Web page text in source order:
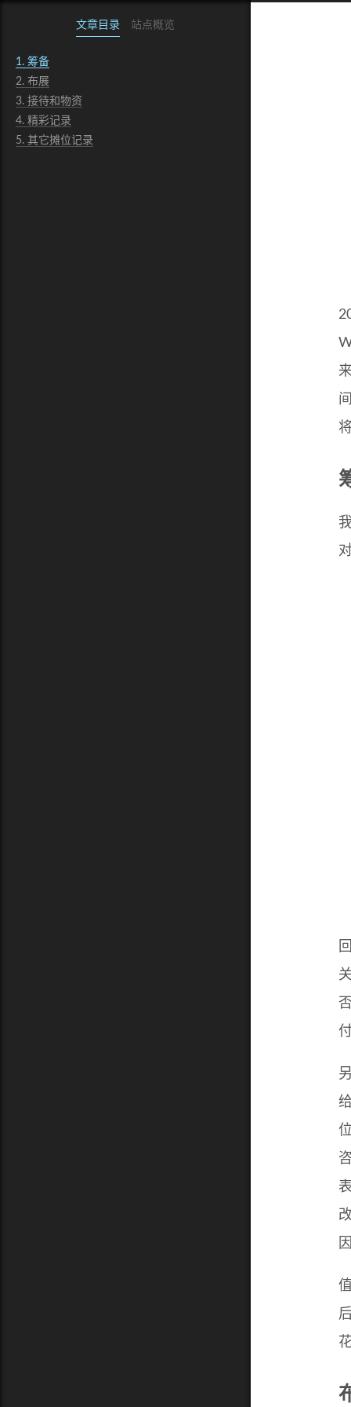
文章目录 站点概览
1. 筹备
2. 布展
3. 接待和物资
4. 精彩记录
5. 其它摊位记录